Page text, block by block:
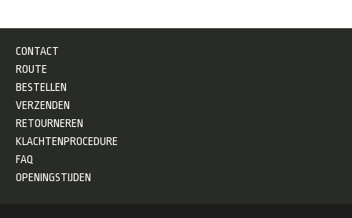
CONTACT
ROUTE
BESTELLEN
VERZENDEN
RETOURNEREN
KLACHTENPROCEDURE
FAQ
OPENINGSTIJDEN